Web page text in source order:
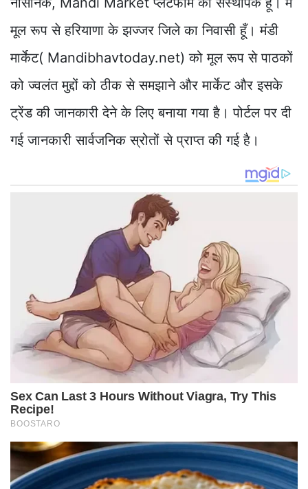
मूल रूप से हरियाणा के झज्जर जिले का निवासी हूँ। मंडी
मार्केट( Mandibhavtoday.net) को मूल रूप से पाठकों
को ज्वलंत मुद्दों को ठीक से समझाने और मार्केट और इसके
ट्रेंड की जानकारी देने के लिए बनाया गया है। पोर्टल पर दी
गई जानकारी सार्वजनिक स्रोतों से प्राप्त की गई है।